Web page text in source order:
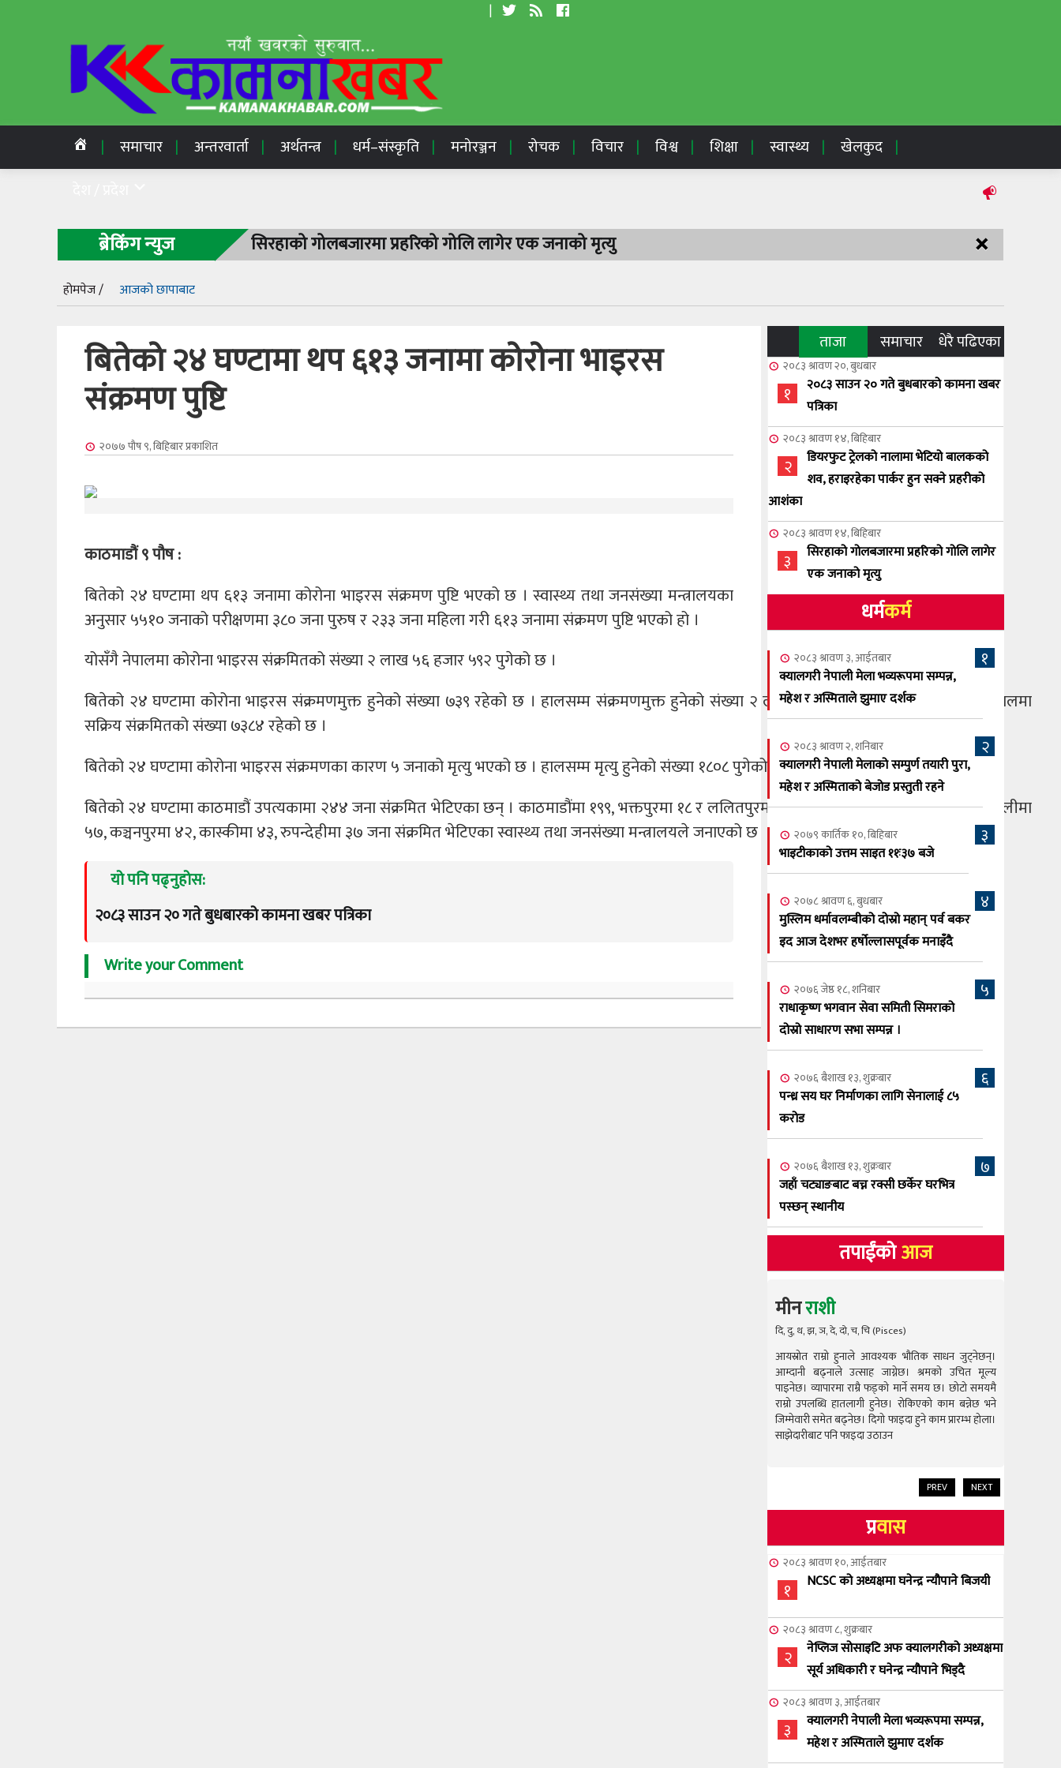
|
समाचार अन्तरवार्ता अर्थतन्त्र धर्म–संस्कृति मनोरञ्जन रोचक विचार विश्व शिक्षा स्वास्थ्य
खेलकुद
ब्रेकिंग न्युज सिरहाको गोलबजारमा प्रहरिको गोलि लागेर एक जनाको मृत्यु ×
होमपेज / आजको छापाबाट
बितेको २४ घण्टामा थप ६१३ जनामा कोरोना भाइरस
संक्रमण पुष्टि
२०७७ पौष ९, बिहिबारप्रकाशित
काठमाडौं ९ पौष :
बितेको २४ घण्टामा थप ६१३ जनामा कोरोना भाइरस संक्रमण पुष्टि भएको छ । स्वास्थ्य तथा जनसंख्या मन्त्रालयका
अनुसार ५५१० जनाको परीक्षणमा ३८० जना पुरुष र २३३ जना महिला गरी ६१३ जनामा संक्रमण पुष्टि भएको हो ।
योसँगै नेपालमा कोरोना भाइरस संक्रमितको संख्या २ लाख ५६ हजार ५९२ पुगेको छ ।
बितेको २४ घण्टामा कोरोना भाइरस संक्रमणमुक्त हुनेको संख्या ७३९ रहेको छ । हालसम्म संक्रमणमुक्त हुनेको संख्या २ लाख ४७ हजार ४०० रहेको छ । हाल नेपालमा
सक्रिय संक्रमितको संख्या ७३८४ रहेको छ ।
बितेको २४ घण्टामा कोरोना भाइरस संक्रमणका कारण ५ जनाको मृत्यु भएको छ । हालसम्‍म मृत्यु हुनेको संख्या १८०८ पुगेको छ ।
बितेको २४ घण्टामा काठमाडौं उपत्यकामा २४४ जना संक्रमित भेटिएका छन् । काठमाडौंमा १९९, भक्तपुरमा १८ र ललितपुरमा २७ संक्रमित भेटिएका छन् । त्यस्तै कैलालीमा
५७, कञ्चनपुरमा ४२, कास्कीमा ४३, रुपन्देहीमा ३७ जना संक्रमित भेटिएका स्वास्थ्य तथा जनसंख्या मन्त्रालयले जनाएको छ
यो पनि पढ्नुहोस:
२०८३ साउन २० गते बुधबारको कामना खबर पत्रिका
Write your Comment
ताजा समाचार धेरै पढिएका
२०८३ श्रावण २०, बुधबार
१
२०८३ साउन २० गते बुधबारको कामना खबर
पत्रिका
२०८३ श्रावण १४, बिहिबार
२
डियरफुट ट्रेलको नालामा भेटियो बालकको
शव, हराइरहेका पार्कर हुन सक्ने प्रहरीको
आशंका
२०८३ श्रावण १४, बिहिबार
३
सिरहाको गोलबजारमा प्रहरिको गोलि लागेर
एक जनाको मृत्यु
२०८३ श्रावण १०, आईतबार
४ NCSC को अध्यक्षमा घनेन्द्र न्यौपाने बिजयी
२०८३ श्रावण ८, शुक्रबार
५
नेप्लिज सोसाइटि अफ क्यालगरीको अध्यक्षमा
सूर्य अधिकारी र घनेन्द्र न्यौपाने भिड्दै
२०८३ श्रावण ६, बुधबार
६
२०८३ काउन ६ गते बुधबारको कामना खबर
पत्रिका
७
क्यालगरी नेपाली मेला भव्यरूपमा सम्पन्न,
महेश र अस्मिताले झुमाए दर्शक
८
क्यालगरी नेपाली मेलाको सम्पुर्ण तयारी पुरा,
महेश र अस्मिताको बेजोड प्रस्तुती रहने
धर्मकर्म
२०८३ श्रावण ३, आईतबार
क्यालगरी नेपाली मेला भव्यरूपमा सम्पन्न,
महेश र अस्मिताले झुमाए दर्शक
१
२०८३ श्रावण २, शनिबार
क्यालगरी नेपाली मेलाको सम्पुर्ण तयारी पुरा,
महेश र अस्मिताको बेजोड प्रस्तुती रहने
२
२०७९ कार्तिक १०, बिहिबार
भाइटीकाको उत्तम साइत ११ः३७ बजे
३
२०७८ श्रावण ६, बुधबार
मुस्लिम धर्मावलम्बीको दोस्रो महान् पर्व बकर
इद आज देशभर हर्षोल्लासपूर्वक मनाइँदै
४
२०७६ जेष्ठ १८, शनिबार
राधाकृष्ण भगवान सेवा समिती सिमराको
दोस्रो साधारण सभा सम्पन्न ।
५
२०७६ बैशाख १३, शुक्रबार
पन्ध्र सय घर निर्माणका लागि सेनालाई ८५
करोड
६
२०७६ बैशाख १३, शुक्रबार
जहाँ चट्याङबाट बच्न रक्सी छर्केर घरभित्र
पस्छन् स्थानीय
७
तपाईंकोआज
मीनराशी
दि, दु, थ, झ, ञ, दे, दो, च, चि (Pisces)
आयस्रोत राम्रो हुनाले आवश्यक भौतिक साधन जुट्नेछन्।
आम्दानी बढ्नाले उत्साह जाग्नेछ। श्रमको उचित मूल्य
पाइनेछ। व्यापारमा राम्रै फड्को मार्ने समय छ। छोटो समयमै
राम्रो उपलब्धि हातलागी हुनेछ। रोकिएको काम बन्नेछ भने
जिम्मेवारी समेत बढ्नेछ। दिगो फाइदा हुने काम प्रारम्भ होला।
साझेदारीबाट पनि फाइदा उठाउन
PREV NEXT
प्रवास
२०८३ श्रावण १०, आईतबार
१ NCSC को अध्यक्षमा घनेन्द्र न्यौपाने बिजयी
२०८३ श्रावण ८, शुक्रबार
२
नेप्लिज सोसाइटि अफ क्यालगरीको अध्यक्षमा
सूर्य अधिकारी र घनेन्द्र न्यौपाने भिड्दै
२०८३ श्रावण ३, आईतबार
३
क्यालगरी नेपाली मेला भव्यरूपमा सम्पन्न,
महेश र अस्मिताले झुमाए दर्शक